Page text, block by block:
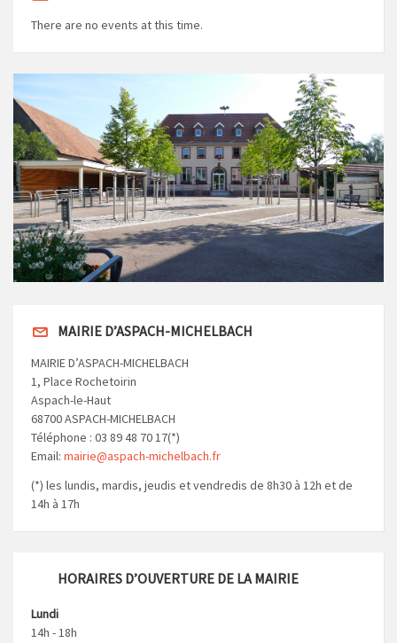
There are no events at this time.
MAIRIE D’ASPACH-MICHELBACH
MAIRIE D’ASPACH-MICHELBACH
1, Place Rochetoirin
Aspach-le-Haut
68700 ASPACH-MICHELBACH
Téléphone : 03 89 48 70 17(*)
Email: mairie@aspach-michelbach.fr
(*) les lundis, mardis, jeudis et vendredis de 8h30 à 12h et de
14h à 17h
HORAIRES D’OUVERTURE DE LA MAIRIE
Lundi
14h - 18h